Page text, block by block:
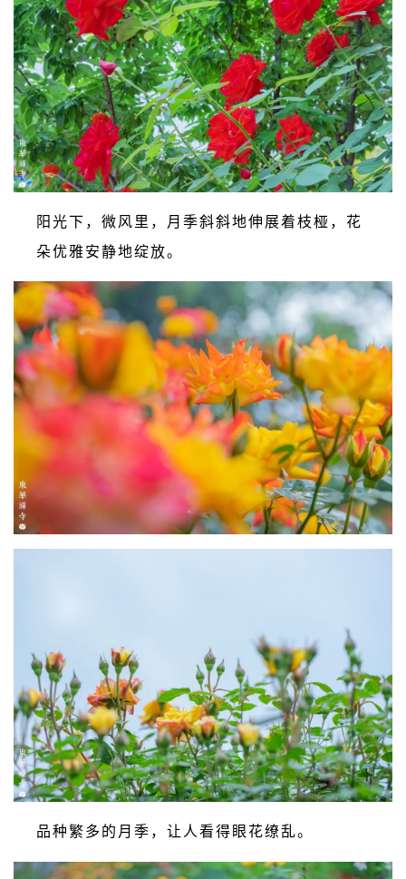
阳光下，微风里，月季斜斜地伸展着枝桠，花
朵优雅安静地绽放。
品种繁多的月季，让人看得眼花缭乱。